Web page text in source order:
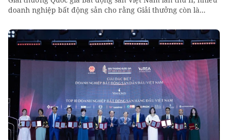
doanh nghiệp bất động sản cho rằng Giải thưởng còn là...